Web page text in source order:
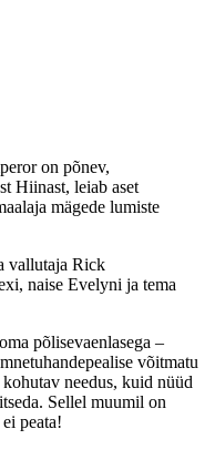
on põnev,
Hiinast, leiab aset
mägede lumiste
vallutaja Rick
naise Evelyni ja tema
põlisevaenlasega –
võitmatu
needus, kuid nüüd
Sellel muumil on
peata!